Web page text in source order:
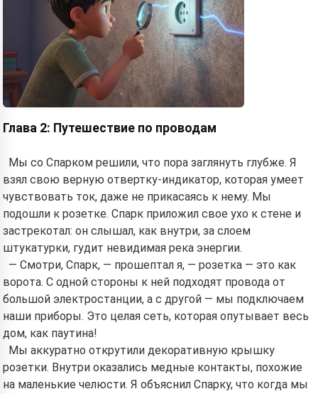
Глава 2: Путешествие по проводам
Мы со Спарком решили, что пора заглянуть глубже. Я
взял свою верную отвертку-индикатор, которая умеет
чувствовать ток, даже не прикасаясь к нему. Мы
подошли к розетке. Спарк приложил свое ухо к стене и
застрекотал: он слышал, как внутри, за слоем
штукатурки, гудит невидимая река энергии.
— Смотри, Спарк, — прошептал я, — розетка — это как
ворота. С одной стороны к ней подходят провода от
большой электростанции, а с другой — мы подключаем
наши приборы. Это целая сеть, которая опутывает весь
дом, как паутина!
Мы аккуратно открутили декоративную крышку
розетки. Внутри оказались медные контакты, похожие
на маленькие челюсти. Я объяснил Спарку, что когда мы
Hi! I am Storiko 👋
I tell magical bedtime stories for
your kids 🌟
Read a story
By starting to use the service, you accept:
Service, Privacy Policy ,Refund Policy